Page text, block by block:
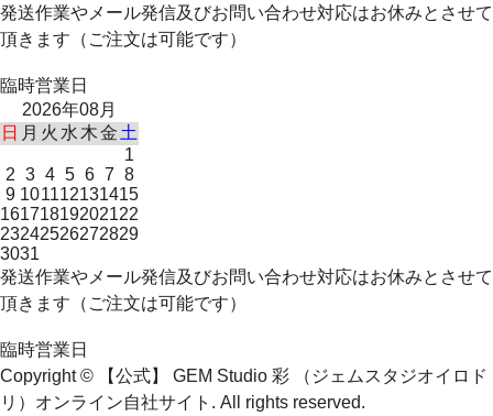
発送作業やメール発信及びお問い合わせ対応はお休みとさせて
頂きます（ご注文は可能です）
臨時営業日
2026年08月
日 月 火 水 木金 土
1
2 3 4 5 6 7 8
9 101112131415
16171819202122
23242526272829
3031
発送作業やメール発信及びお問い合わせ対応はお休みとさせて
頂きます（ご注文は可能です）
臨時営業日
Copyright © 【公式】 GEM Studio 彩 （ジェムスタジオイロド
リ）オンライン自社サイト. All rights reserved.